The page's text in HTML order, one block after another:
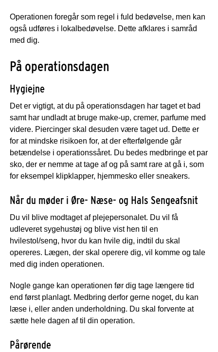
Operationen foregår som regel i fuld bedøvelse, men kan
også udføres i lokalbedøvelse. Dette afklares i samråd
med dig.
På operationsdagen
Hygiejne
Det er vigtigt, at du på operationsdagen har taget et bad
samt har undladt at bruge make-up, cremer, parfume med
videre. Piercinger skal desuden være taget ud. Dette er
for at mindske risikoen for, at der efterfølgende går
betændelse i operationssåret. Du bedes medbringe et par
sko, der er nemme at tage af og på samt rare at gå i, som
for eksempel klipklapper, hjemmesko eller sneakers.
Når du møder i Øre- Næse- og Hals Sengeafsnit
Du vil blive modtaget af plejepersonalet. Du vil få
udleveret sygehustøj og blive vist hen til en
hvilestol/seng, hvor du kan hvile dig, indtil du skal
opereres. Lægen, der skal operere dig, vil komme og tale
med dig inden operationen.
Nogle gange kan operationen før dig tage længere tid
end først planlagt. Medbring derfor gerne noget, du kan
læse i, eller anden underholdning. Du skal forvente at
sætte hele dagen af til din operation.
Pårørende